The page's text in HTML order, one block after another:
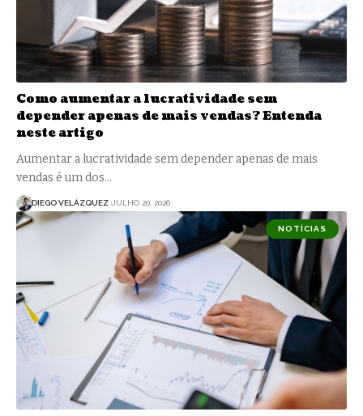
Como aumentar a lucratividade sem
depender apenas de mais vendas? Entenda
neste artigo
Aumentar a lucratividade sem depender apenas de mais
vendas é um dos…
DIEGO VELÁZQUEZ JULHO 20, 2026
NOTÍCIAS